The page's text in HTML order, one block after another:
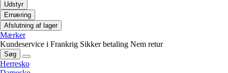
Udstyr
Ernæring
Afslutning af lager
Mærker
Kundeservice i Frankrig Sikker betaling Nem retur
Søg
Herresko